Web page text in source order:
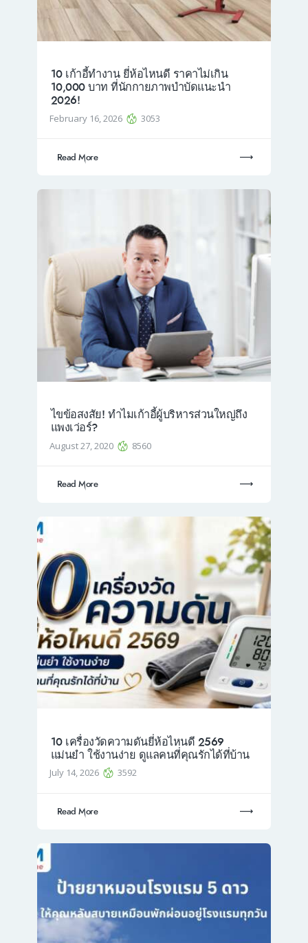
10 เก้าอี้ทำงาน ยี่ห้อไหนดี ราคาไม่เกิน
10,000 บาท ที่นักกายภาพบำบัดแนะนำ
2026!
February 16, 2026 3053
Read More
ไขข้อสงสัย! ทำไมเก้าอี้ผู้บริหารส่วนใหญ่ถึง
แพงเว่อร์?
August 27, 2020 8560
Read More
10 เครื่องวัดความดันยี่ห้อไหนดี 2569
แม่นยำ ใช้งานง่าย ดูแลคนที่คุณรักได้ที่บ้าน
July 14, 2026 3592
Read More